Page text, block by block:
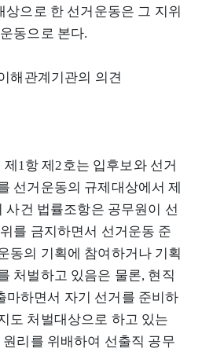
상으로 한 선거운동은 그 지위
동으로 본다.
해관계기관의 의견
1항 제2호는 입후보와 선거
선거운동의 규제대상에서 제
사건 법률조항은 공무원이 선
를 금지하면서 선거운동 준
동의 기획에 참여하거나 기획
처벌하고 있음은 물론, 현직
마하면서 자기 선거를 준비하
도 처벌대상으로 하고 있는
리를 위배하여 선출직 공무